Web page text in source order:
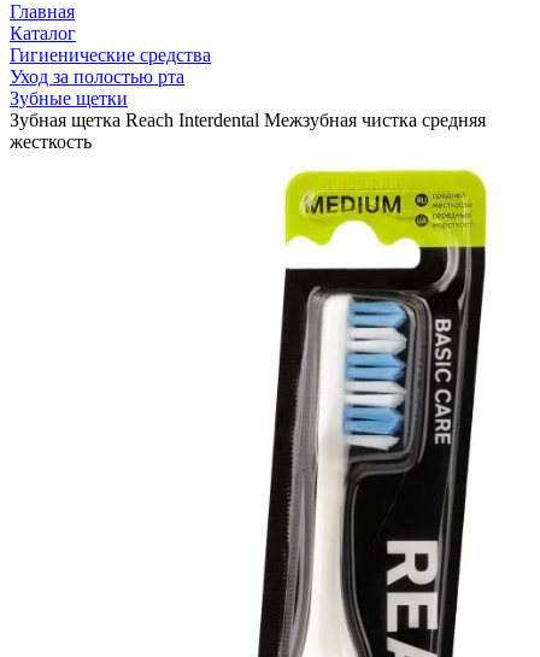
Главная
Каталог
Гигиенические средства
Уход за полостью рта
Зубные щетки
Зубная щетка Reach Interdental Межзубная чистка средняя
жесткость